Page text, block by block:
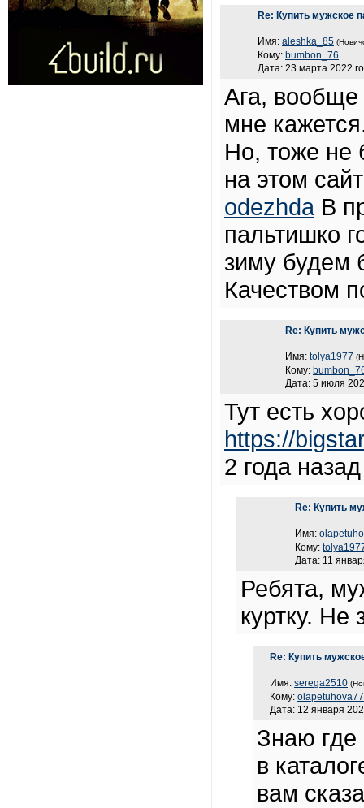
Re: Купить мужское
Имя: aleshka_85
Кому: bumbon_76
Дата: 23 марта 2022
Ага, вообще
мне
Но, тоже не
на этом
odezhdaВ
пальтишко
зиму будем
Качеством
Re: Купить
Имя: tolya1977
Кому:
Дата: 5 июля
Тут есть
https://
2 года
Re: Купить
Имя:
Кому:
Дата: 11
Ребята,
куртку. Не
Re: Купить
Имя: serega2510
Кому:
Дата: 12 января
Знаю где
в
вам